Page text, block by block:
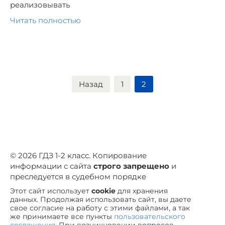
реализовывать
Читать полностью
Назад 1 2
© 2026 ГДЗ 1-2 класс. Копирование
информации с сайта строго запрещено и
преследуется в судебном порядке
Этот сайт использует cookie для хранения
данных. Продолжая использовать сайт, вы даете
свое согласие на работу с этими файлами, а так
же принимаете все пункты пользовательского